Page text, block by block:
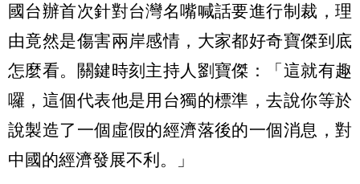
國台辦首次針對台灣名嘴喊話要進行制裁，理
由竟然是傷害兩岸感情，大家都好奇寶傑到底
怎麼看。關鍵時刻主持人劉寶傑：「這就有趣
囉，這個代表他是用台獨的標準，去說你等於
說製造了一個虛假的經濟落後的一個消息，對
中國的經濟發展不利。」